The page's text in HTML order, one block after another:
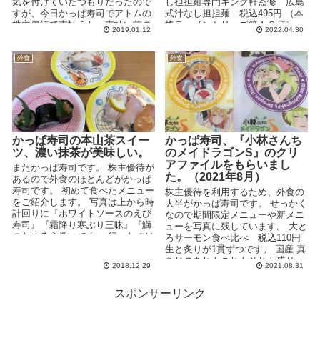
すが、今日かっぱ寿司でアトムの
株主優待で支払うと、支払い前の
残高が4万円（満額）！ ...
2019.01.12
式汁なし担担麺 税込495円 （本
格ラーメンシリーズ第１８弾）
2022.04.30
外食
かっぱ寿司の本山茶スイー
ツ、濃い抹茶が美味しい。
またかっぱ寿司です。 株主優待が
あるので外食のほとんどがかっぱ
寿司です。 初めて食べたメニュー
をご紹介します。 写真は上から時
計回りに『ホワイトソースのえび
寿司』『霜降り寒ぶり三昧』『鰤
のなめろう巻』です。 行ったのは
2018.12.29
外食
かっぱ寿司、『小林さんち
のメイドラゴンS』のクリ
アファイルをもらいまし
た。（2021年8月）
株主優待を利用するため、外食の
大半がかっぱ寿司です。 せっかく
なので期間限定メニューや新メニ
ューを写真に残しています。 大と
ろサーモン食べ比べ 税込110円
生と炙りが1貫ずつです。 国産 真
あじのあれもこれもそれも盛り...
2021.08.31
スポンサーリンク